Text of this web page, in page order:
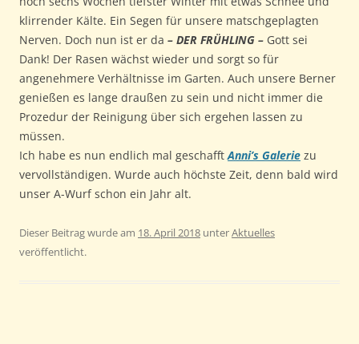
klirrender Kälte. Ein Segen für unsere matschgeplagten
Nerven. Doch nun ist er da – DER FRÜHLING – Gott sei
Dank! Der Rasen wächst wieder und sorgt so für
angenehmere Verhältnisse im Garten. Auch unsere Berner
genießen es lange draußen zu sein und nicht immer die
Prozedur der Reinigung über sich ergehen lassen zu
müssen.
Ich habe es nun endlich mal geschafftAnni’s Galerie zu
vervollständigen. Wurde auch höchste Zeit, denn bald wird
unser A-Wurf schon ein Jahr alt.
Dieser Beitrag wurde am 18. April 2018 unterAktuelles
veröffentlicht.